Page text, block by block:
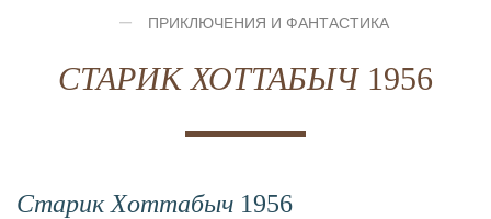
ПРИКЛЮЧЕНИЯ И ФАНТАСТИКА
СТАРИК ХОТТАБЫЧ 1956
Старик Хоттабыч 1956